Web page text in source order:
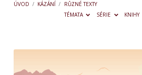
ÚVOD / KÁZÁNÍ / RŮZNÉ TEXTY
TÉMATA
SÉRIE KNIHY
Kázání
on